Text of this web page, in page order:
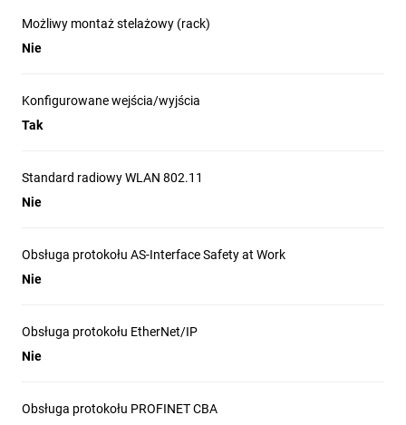
Możliwy montaż stelażowy (rack)
Nie
Konfigurowane wejścia/wyjścia
Tak
Standard radiowy WLAN 802.11
Nie
Obsługa protokołu AS-Interface Safety at Work
Nie
Obsługa protokołu EtherNet/IP
Nie
Obsługa protokołu PROFINET CBA